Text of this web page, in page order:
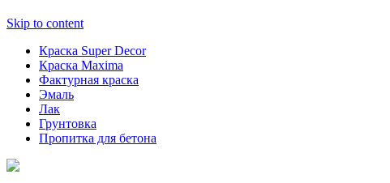
Skip to content
Краска Super Decor
Краска Maxima
Фактурная краска
Эмаль
Лак
Грунтовка
Пропитка для бетона